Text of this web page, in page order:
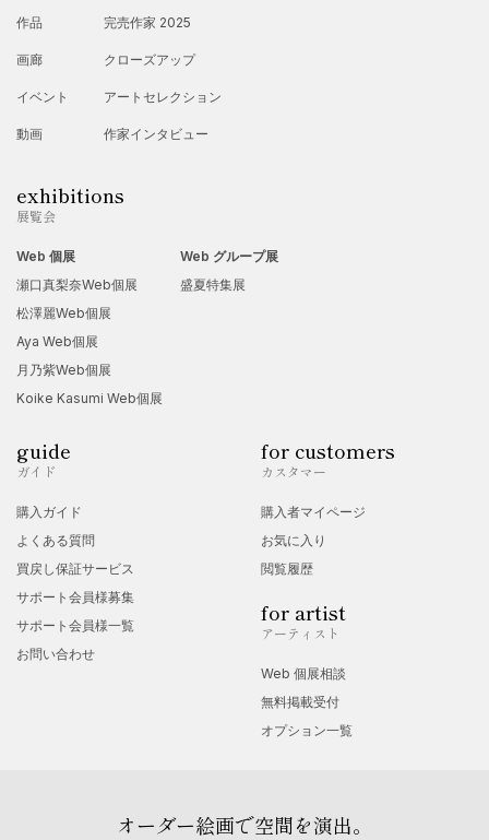
2012年
「Rhapsody in Monochrome」フォトナウツフクオカ写真展
2017年
「九州をましかくに」フォトナウツフクオカ写真展
【アート展 グループ展】
2024年
クリエイティブ文化展2024
2024年
2025年
GALLERY IYN GIFT2025
作品
画廊
イベント
動画
完売作家 2025
クローズアップ
アートセレクション
作家インタビュー
exhibitions
展覧会
Web 個展
瀬口真梨奈Web個展
松澤麗Web個展
Aya Web個展
月乃紫Web個展
Koike Kasumi Web個展
Web グループ展
盛夏特集展
guide
ガイド
購入ガイド
よくある質問
買戻し保証サービス
サポート会員様募集
サポート会員様一覧
お問い合わせ
for customers
カスタマー
購入者マイページ
お気に入り
閲覧履歴
for artist
アーティスト
Web 個展相談
無料掲載受付
オプション一覧
オーダー絵画で空間を演出。